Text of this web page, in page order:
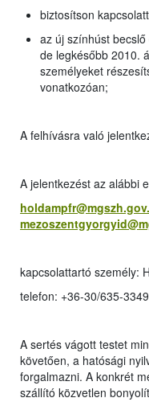
biztosítson
az új színhúst
de legkésőbb 2010.
személyeket
vonatkozóan;
A felhívásra való
A jelentkezést az alábbi
kapcsolattartó személy:
telefon: +36-30/635-
A sertés vágott testet
követően, a hatósági
forgalmazni. A konkrét
szállító közvetlen